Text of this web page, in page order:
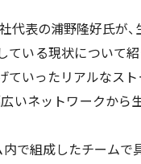
表の浦野隆好氏が、
いる現状について
いったリアルなス
いネットワークか
で組成したチーム